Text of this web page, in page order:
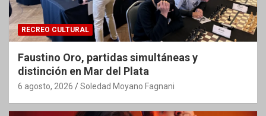
RECREO CULTURAL
Faustino Oro, partidas simultáneas y
distinción en Mar del Plata
6 agosto, 2026 Soledad Moyano Fagnani